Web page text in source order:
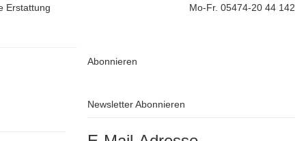
Erstattung
Mo-Fr. 05474-20 44 142
Abonnieren
Newsletter Abonnieren